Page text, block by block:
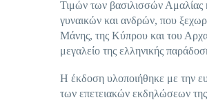
Τιμών των βασιλισσών Αμαλίας
γυναικών και ανδρών, που
Μάνης, της Κύπρου και του
μεγαλείο της ελληνικής
Η έκδοση υλοποιήθηκε με την
των επετειακών εκδηλώσεων της